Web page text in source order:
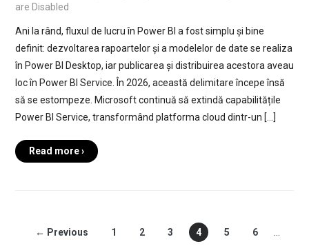
are Disabled
Ani la rând, fluxul de lucru în Power BI a fost simplu și bine
definit: dezvoltarea rapoartelor și a modelelor de date se realiza
în Power BI Desktop, iar publicarea și distribuirea acestora aveau
loc în Power BI Service. În 2026, această delimitare începe însă
să se estompeze. Microsoft continuă să extindă capabilitățile
Power BI Service, transformând platforma cloud dintr-un […]
Read more ›
← Previous 1 2 3 4 5 6